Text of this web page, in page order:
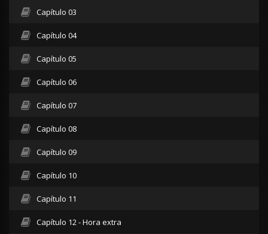
Capítulo 03
Capítulo 04
Capítulo 05
Capítulo 06
Capítulo 07
Capítulo 08
Capítulo 09
Capítulo 10
Capítulo 11
Capítulo 12 - Hora extra